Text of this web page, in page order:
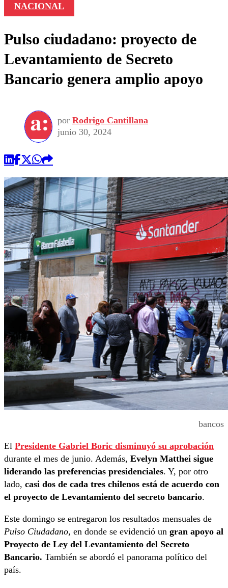
NACIONAL
Pulso ciudadano: proyecto de
Levantamiento de Secreto
Bancario genera amplio apoyo
por Rodrigo Cantillana
junio 30, 2024
bancos
El Presidente Gabriel Boric disminuyó su aprobación
durante el mes de junio. Además, Evelyn Matthei sigue
liderando las preferencias presidenciales. Y, por otro
lado, casi dos de cada tres chilenos está de acuerdo con
el proyecto de Levantamiento del secreto bancario.
Este domingo se entregaron los resultados mensuales de
Pulso Ciudadano, en donde se evidenció un gran apoyo al
Proyecto de Ley del Levantamiento del Secreto
Bancario. También se abordó el panorama político del
país.